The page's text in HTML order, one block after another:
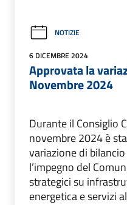
NOTIZIE
6 DICEMBRE 2024
Approvata la
Novembre 2024
Durante il Consiglio
novembre 2024 è
variazione di
l’impegno del
strategici su
energetica e servizi